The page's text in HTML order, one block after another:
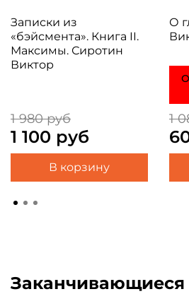
Записки из
«бэйсмента». Книга II.
Максимы. Сиротин
Виктор
1 980 руб
1 100 руб
В корзину
О
1